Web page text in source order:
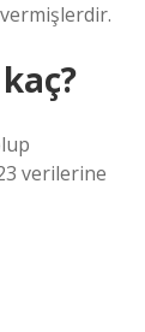
verilerine